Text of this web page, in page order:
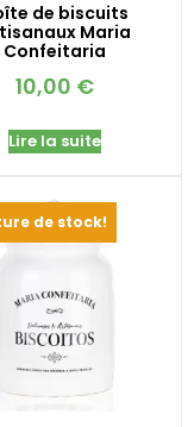
de biscuits
Maria
Confeitaria
10,00 €
Lire la suite
de stock!